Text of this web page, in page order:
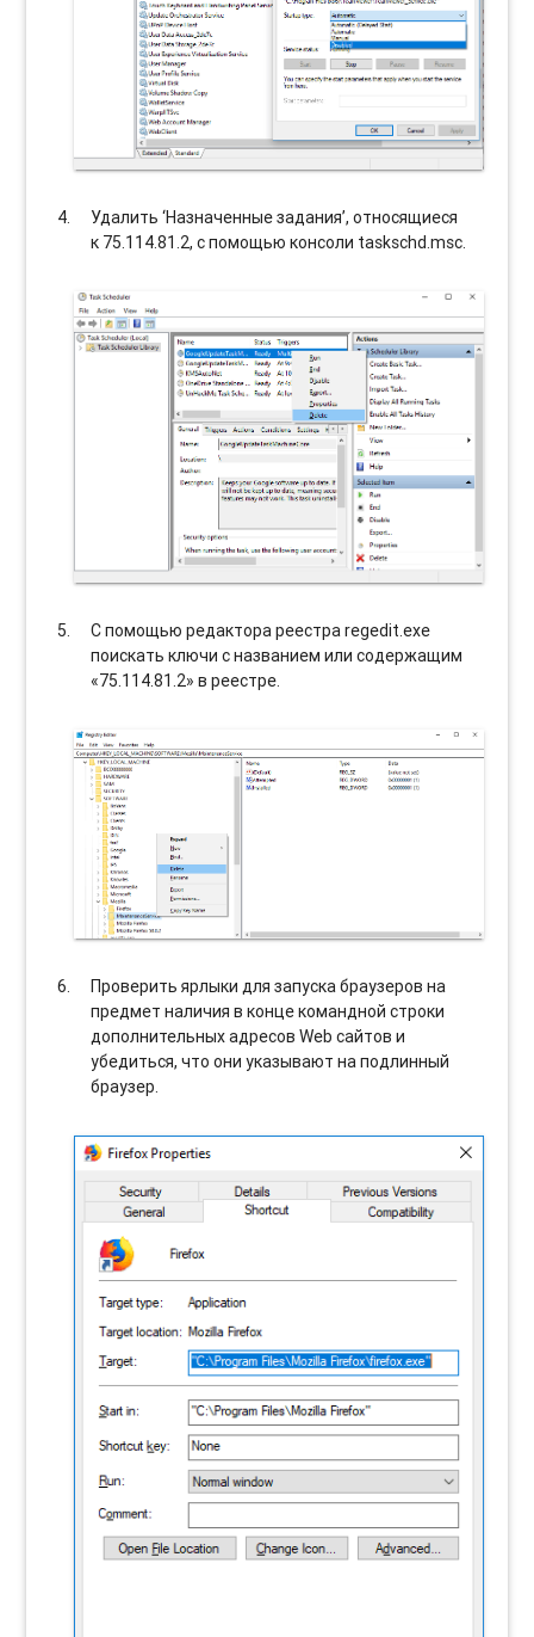
Удалить ‘Назначенные задания’, относящиеся
к 75.114.81.2, с помощью консоли taskschd.msc.
С помощью редактора реестра regedit.exe
поискать ключи с названием или содержащим
«75.114.81.2» в реестре.
Проверить ярлыки для запуска браузеров на
предмет наличия в конце командной строки
дополнительных адресов Web сайтов и
убедиться, что они указывают на подлинный
браузер.